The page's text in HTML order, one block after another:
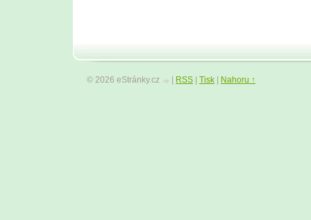
© 2026 eStránky.cz RSS Tisk Nahoru ↑